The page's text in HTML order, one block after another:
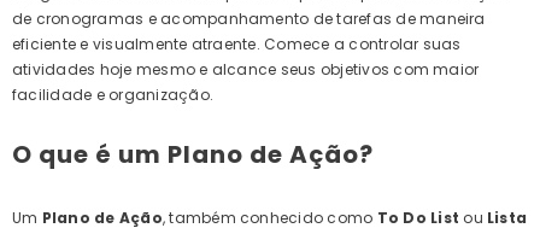
de cronogramas e acompanhamento de tarefas de maneira
eficiente e visualmente atraente. Comece a controlar suas
atividades hoje mesmo e alcance seus objetivos com maior
facilidade e organização.
O que é um Plano de Ação?
Um Plano de Ação, também conhecido como To Do List ou Lista